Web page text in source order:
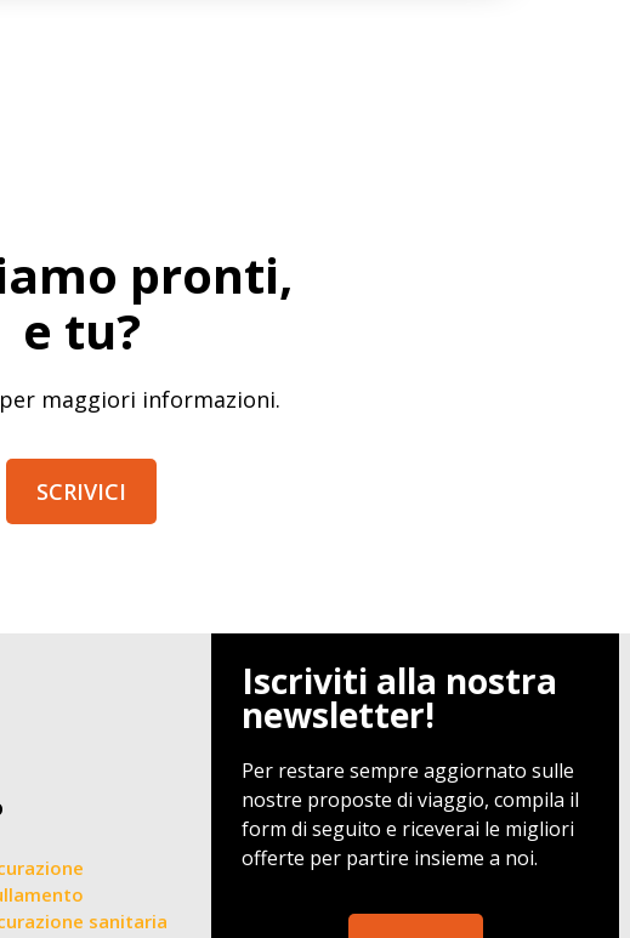
pronti,
e tu?
maggiori informazioni.
SCRIVICI
sanitaria
Iscriviti alla nostra
newsletter!
Per restare sempre aggiornato sulle
nostre proposte di viaggio, compila il
form di seguito e riceverai le migliori
offerte per partire insieme a noi.